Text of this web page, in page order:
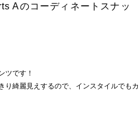
Aのコーディネートスナッ
ツです！
り綺麗見えするので、インスタイルでもカ